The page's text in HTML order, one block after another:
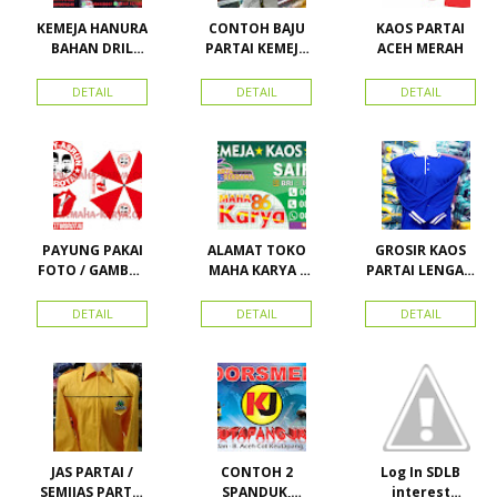
KEMEJA HANURA
BAHAN DRIL
HANURA
DETAIL
CONTOH BAJU
PARTAI KEMEJA
SEMUA ATRIBUT
PARTAI
DETAIL
KAOS PARTAI
ACEH MERAH
DETAIL
PAYUNG PAKAI
FOTO / GAMBAR
KAMPANYE,
PARTAI DAN
DETAIL
ALAMAT TOKO
MAHA KARYA /
PERDANA 411
DETAIL
GROSIR KAOS
PARTAI LENGAN
MURAH
LACOSTE SEMUA
STOK
DETAIL
JAS PARTAI /
SEMIJAS PARTAI
CONTOH 2
SPANDUK,
Log In SDLB
interest